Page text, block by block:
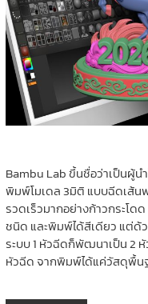
Bambu Lab ขึ้นชื่อว่าเป็นผู้น
พิมพ์โมเดล 3มิติ แบบฉีดเส้
รวดเร็วมากอย่างก้าวกระโ
ชนิด และพิมพ์ได้สีเดียว แต่ด้
ระบบ 1 หัวฉีดก็พัฒนาเป็น 2
หัวฉีด จากพิมพ์ได้แค่วัสดุพื้น